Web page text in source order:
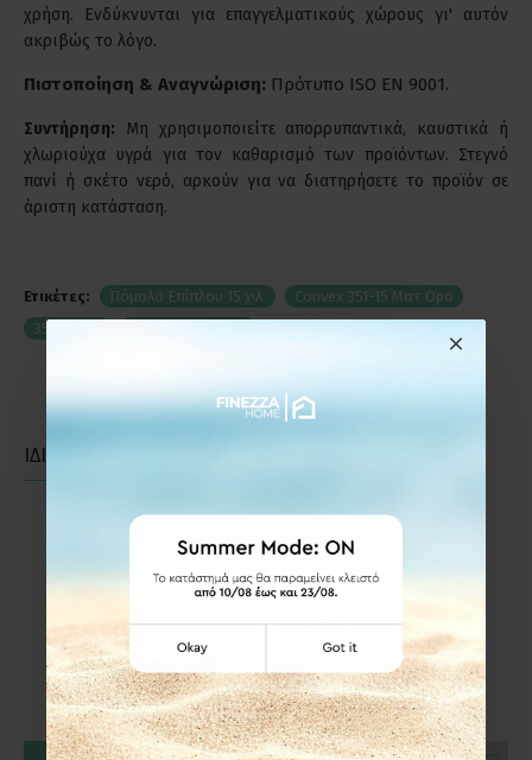
χρήση. Ενδύκνυνται για επαγγελματικούς χώρους γι' αυτόν
ακριβώς το λόγο.
Πιστοποίηση & Αναγνώριση: Πρότυπο ISO EN 9001.
Συντήρηση: Μη χρησιμοποιείτε απορρυπαντικά, καυστικά ή
χλωριούχα υγρά για τον καθαρισμό των προϊόντων. Στεγνό
πανί ή σκέτο νερό, αρκούν για να διατηρήσετε το προϊόν σε
άριστη κατάσταση.
Ετικέτες: Πόμολο Επίπλου 15 χιλ.
Convex 351-15 Ματ Ορο
351-15S26
ΙΔΙΑΣ ΚΑΤΗΓΟΡΙΑΣ